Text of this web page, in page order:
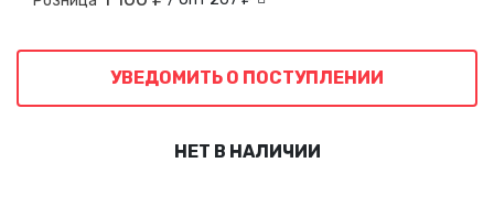
УВЕДОМИТЬ О ПОСТУПЛЕНИИ
НЕТ В НАЛИЧИИ